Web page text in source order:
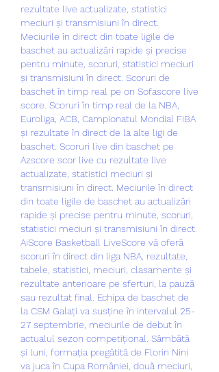
rezultate live actualizate, statistici
meciuri și transmisiuni în direct.
Meciurile în direct din toate ligile de
baschet au actualizări rapide și precise
pentru minute, scoruri, statistici meciuri
și transmisiuni în direct. Scoruri de
baschet în timp real pe on Sofascore live
score. Scoruri în timp real de la NBA,
Euroliga, ACB, Campionatul Mondial FIBA
și rezultate în direct de la alte ligi de
baschet. Scoruri live din baschet pe
Azscore scor live cu rezultate live
actualizate, statistici meciuri și
transmisiuni în direct. Meciurile în direct
din toate ligile de baschet au actualizări
rapide și precise pentru minute, scoruri,
statistici meciuri și transmisiuni în direct.
AiScore Basketball LiveScore vă oferă
scoruri în direct din liga NBA, rezultate,
tabele, statistici, meciuri, clasamente și
rezultate anterioare pe sferturi, la pauză
sau rezultat final. Echipa de baschet de
la CSM Galați va susține în intervalul 25-
27 septembrie, meciurile de debut în
actualul sezon competițional. Sâmbătă
și luni, formația pregătită de Florin Nini
va juca în Cupa României, două meciuri,